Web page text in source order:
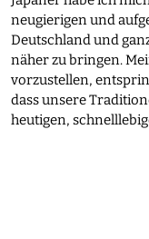
neugierigen und
Deutschland und
näher zu bringen.
vorzustellen,
dass unsere
heutigen,